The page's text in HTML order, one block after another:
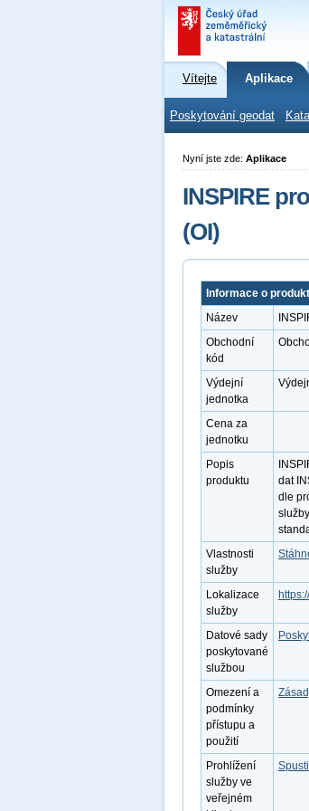
Vítejte Aplikace
Poskytování geodat
Nyní jste zde: Aplikace
INSPIRE
(OI)
Informace o
Název
Obchodní
kód
Výdejní
jednotka
Cena za
jednotku
Popis
produktu
dat
dle
Vlastnosti
služby
Lokalizace
služby
Datové sady
poskytované
službou
Omezení a
podmínky
přístupu a
použití
Prohlížení
služby ve
veřejném